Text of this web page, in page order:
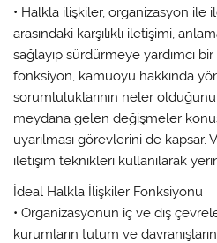
• Halkla ilişkiler, organizasyon
arasındaki karşılıklı iletişimi,
sağlayıp sürdürmeye yardımcı
fonksiyon, kamuoyu hakkında
sorumluluklarının neler
meydana gelen değişmeler
uyarılması görevlerini de kapsar.
iletişim teknikleri kullanılarak
İdeal Halkla İlişkiler Fonksiyonu
• Organizasyonun iç ve dış
kurumların tutum ve